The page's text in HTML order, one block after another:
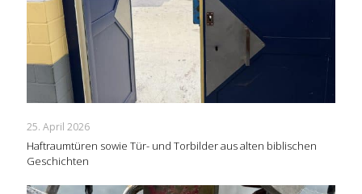
25. April 2026
Haftraumtüren sowie Tür- und Torbilder aus alten biblischen
Geschichten